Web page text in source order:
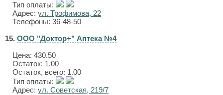
Тип оплаты:
Адрес: ул. Трофимова, 22
Телефоны: 36-48-50
15. ООО "Доктор+" Аптека №4
Цена: 430.50
Остаток: 1.00
Остаток, всего: 1.00
Тип оплаты:
Адрес: ул. Советская, 219/7